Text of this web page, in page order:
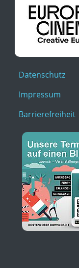
Datenschutz
Impressum
Barrierefreiheit